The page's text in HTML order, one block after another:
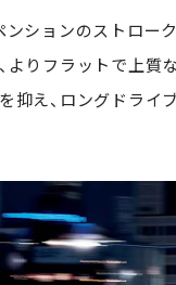
ンションのストロー
よりフラットで上質
抑え、ロングドライ